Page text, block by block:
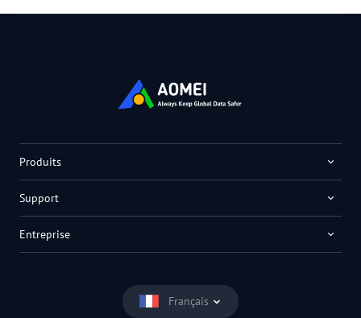
Français
Produits
Support
Entreprise